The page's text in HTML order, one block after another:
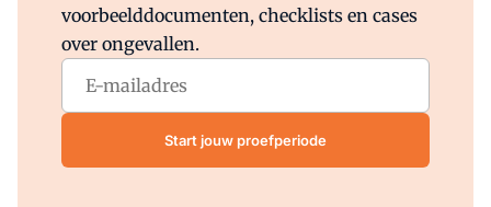
voorbeelddocumenten, checklists en cases
over ongevallen.
Start jouw proefperiode